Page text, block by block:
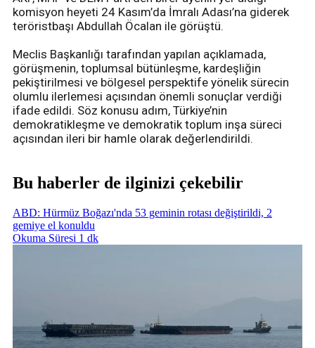
komisyon heyeti 24 Kasım’da İmralı Adası’na giderek
teröristbaşı Abdullah Öcalan ile görüştü.
Meclis Başkanlığı tarafından yapılan açıklamada,
görüşmenin, toplumsal bütünleşme, kardeşliğin
pekiştirilmesi ve bölgesel perspektife yönelik sürecin
olumlu ilerlemesi açısından önemli sonuçlar verdiği
ifade edildi. Söz konusu adım, Türkiye’nin
demokratikleşme ve demokratik toplum inşa süreci
açısından ileri bir hamle olarak değerlendirildi.
Bu haberler de ilginizi çekebilir
ABD: Hürmüz Boğazı'nda 53 geminin rotası değiştirildi, 2
gemiye el konuldu
Okuma Süresi 1 dk